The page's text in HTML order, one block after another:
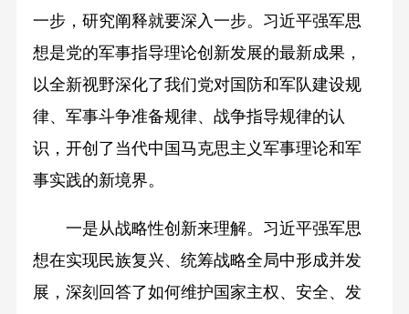
一步，研究阐释就要深入一步。习近平强军思
想是党的军事指导理论创新发展的最新成果，
以全新视野深化了我们党对国防和军队建设规
律、军事斗争准备规律、战争指导规律的认
识，开创了当代中国马克思主义军事理论和军
事实践的新境界。
一是从战略性创新来理解。习近平强军思
想在实现民族复兴、统筹战略全局中形成并发
展，深刻回答了如何维护国家主权、安全、发